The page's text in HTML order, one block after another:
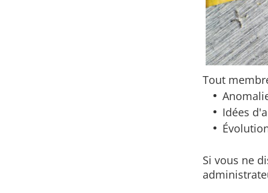
Tout
Idées
Si vous ne